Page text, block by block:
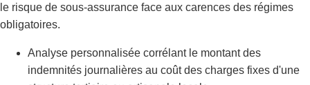
le risque de sous-assurance face aux carences des régimes
obligatoires.
Analyse personnalisée corrélant le montant des
indemnités journalières au coût des charges fixes d'une